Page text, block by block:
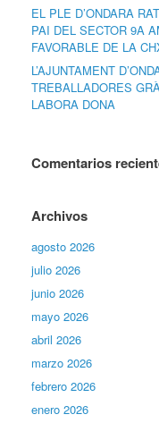
EL PLE D’ONDARA
PAI DEL SECTOR 9A
FAVORABLE DE LA
L’AJUNTAMENT
TREBALLADORES
LABORA DONA
Comentarios
Archivos
agosto 2026
julio 2026
junio 2026
mayo 2026
abril 2026
marzo 2026
febrero 2026
enero 2026